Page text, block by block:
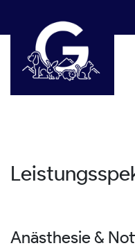
Anästhesie &